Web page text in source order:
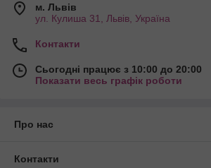
м. Львів
ул. Кулиша 31, Львів, Україна
Контакти
Сьогодні працює з 10:00 до 20:00
Показати весь графік роботи
Про нас
Контакти